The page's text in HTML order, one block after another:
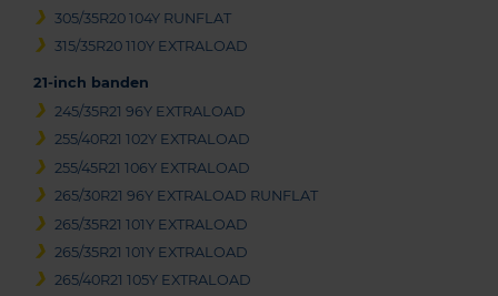
305/35R20 104Y RUNFLAT
315/35R20 110Y EXTRALOAD
21-inch banden
245/35R21 96Y EXTRALOAD
255/40R21 102Y EXTRALOAD
255/45R21 106Y EXTRALOAD
265/30R21 96Y EXTRALOAD RUNFLAT
265/35R21 101Y EXTRALOAD
265/35R21 101Y EXTRALOAD
265/40R21 105Y EXTRALOAD